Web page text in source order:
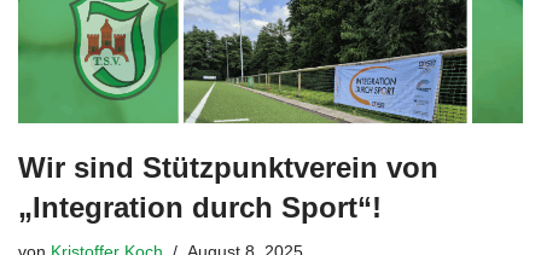
Wir sind Stützpunktverein von
„Integration durch Sport“!